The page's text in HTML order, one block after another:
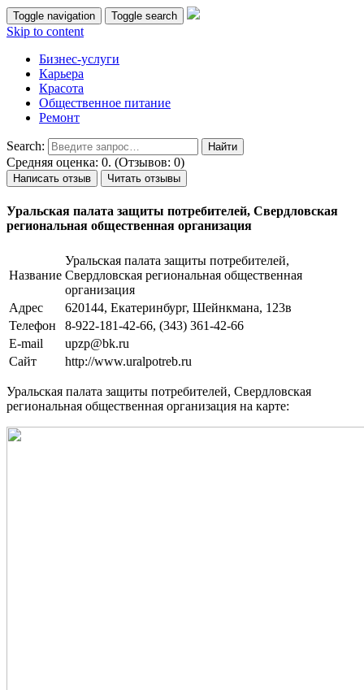
Toggle navigation Toggle search
Skip to content
Бизнес-услуги
Карьера
Красота
Общественное питание
Ремонт
Search:
Средняя оценка: 0. (Отзывов: 0)
Написать отзыв Читать отзывы
Уральская палата защиты потребителей, Свердловская
региональная общественная организация
Название
Уральская палата защиты потребителей,
Свердловская региональная общественная
организация
Адрес
620144, Екатеринбург, Шейнкмана, 123в
Телефон
8-922-181-42-66, (343) 361-42-66
E-mail
upzp@bk.ru
Сайт
http://www.uralpotreb.ru
Уральская палата защиты потребителей, Свердловская
региональная общественная организация на карте: